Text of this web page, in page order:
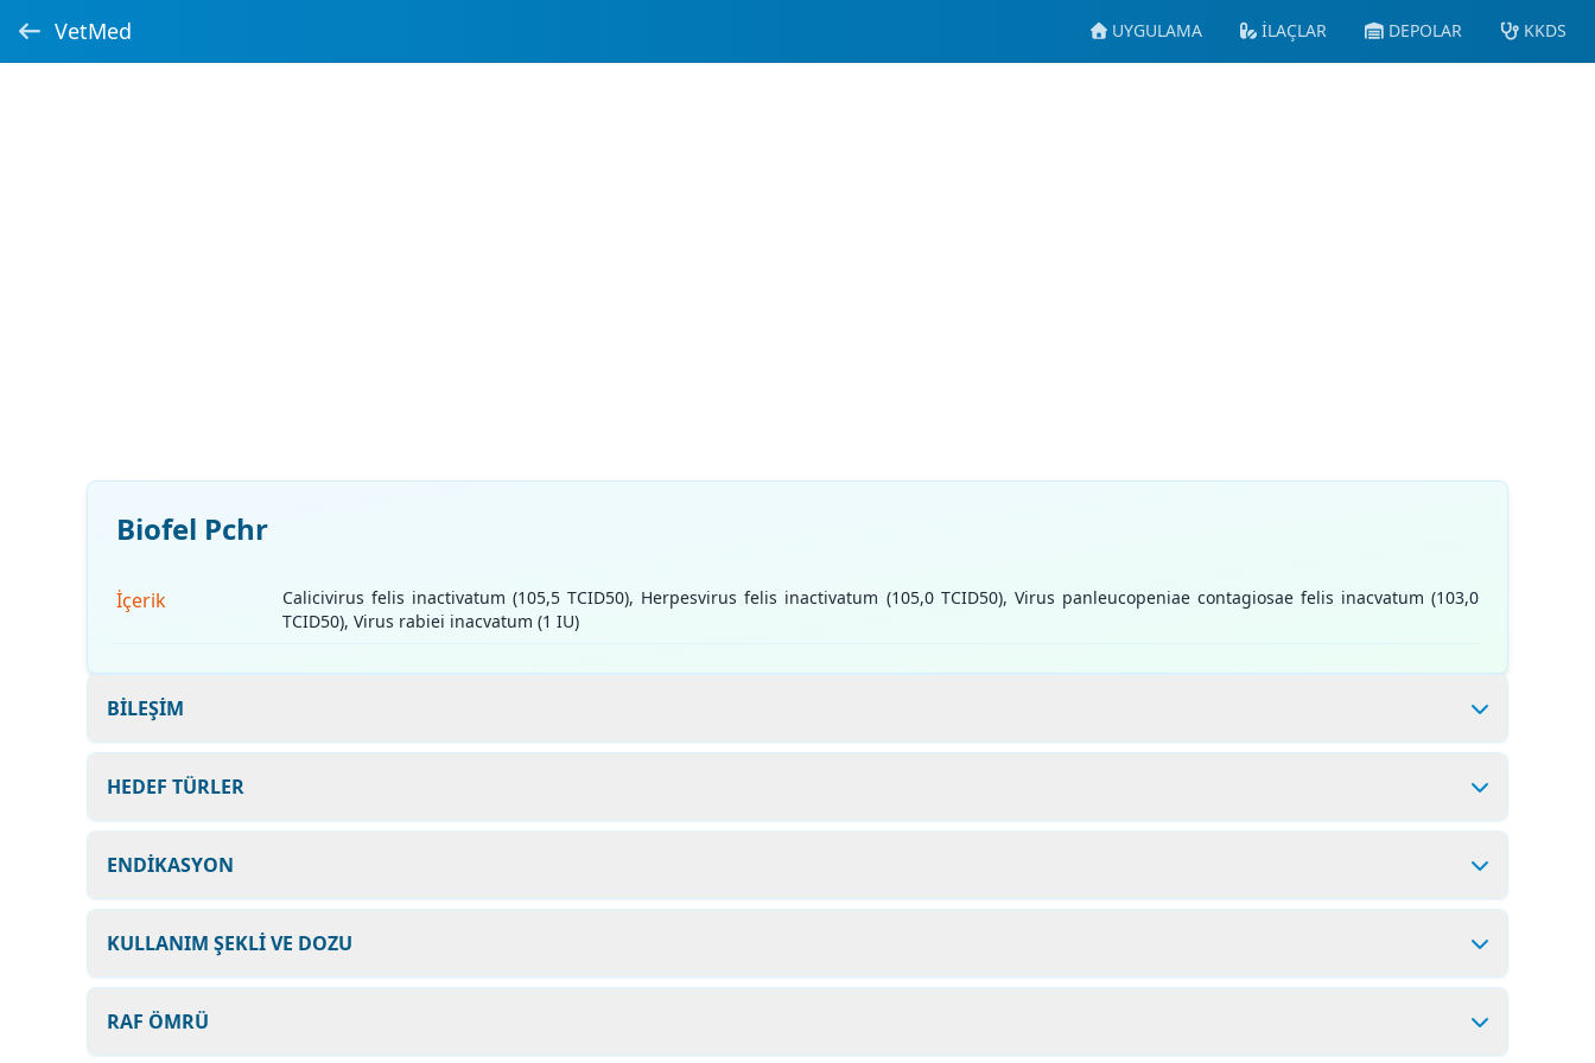
VetMed UYGULAMA İLAÇLAR DEPOLAR KKDS
Biofel Pchr
İçerik
Calicivirus felis inactivatum (105,5 TCID50), Herpesvirus felis inactivatum (105,0 TCID50), Virus panleucopeniae contagiosae felis inacvatum (103,0
TCID50), Virus rabiei inacvatum (1 IU)
BİLEŞİM
HEDEF TÜRLER
ENDİKASYON
KULLANIM ŞEKLİ VE DOZU
RAF ÖMRÜ